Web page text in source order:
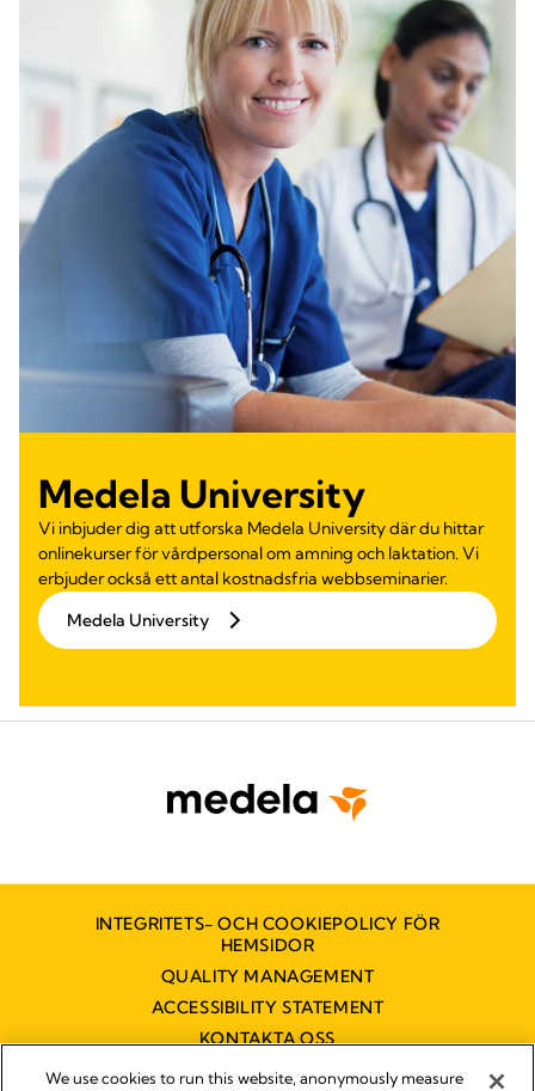
Medela University
Vi inbjuder dig att utforska Medela University där du hittar
onlinekurser för vårdpersonal om amning och laktation. Vi
erbjuder också ett antal kostnadsfria webbseminarier.
Medela University
INTEGRITETS- OCH COOKIEPOLICY FÖR
HEMSIDOR
QUALITY MANAGEMENT
ACCESSIBILITY STATEMENT
KONTAKTA OSS
TILLGÄNGLIGHETSUTLÅTANDE
We use cookies to run this website, anonymously measure